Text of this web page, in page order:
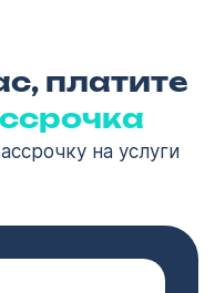
платите
на услуги